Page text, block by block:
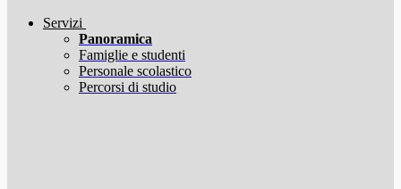
Servizi
Panoramica
Famiglie e studenti
Personale scolastico
Percorsi di studio